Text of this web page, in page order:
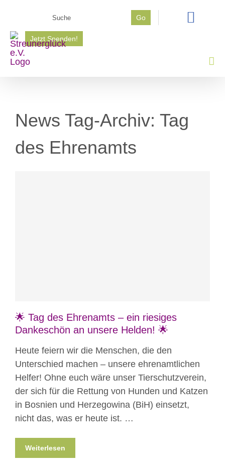
springen
Go
Jetzt Spenden!
News Tag-Archiv: Tag
des Ehrenamts
🌟 Tag des Ehrenamts – ein riesiges
Dankeschön an unsere Helden! 🌟
Heute feiern wir die Menschen, die den
Unterschied machen – unsere ehrenamtlichen
Helfer! Ohne euch wäre unser Tierschutzverein,
der sich für die Rettung von Hunden und Katzen
in Bosnien und Herzegowina (BiH) einsetzt,
nicht das, was er heute ist. …
Weiterlesen